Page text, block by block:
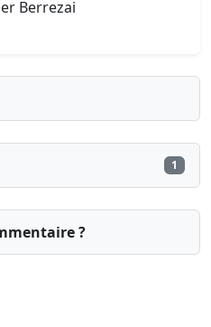
Berrezai
1
?